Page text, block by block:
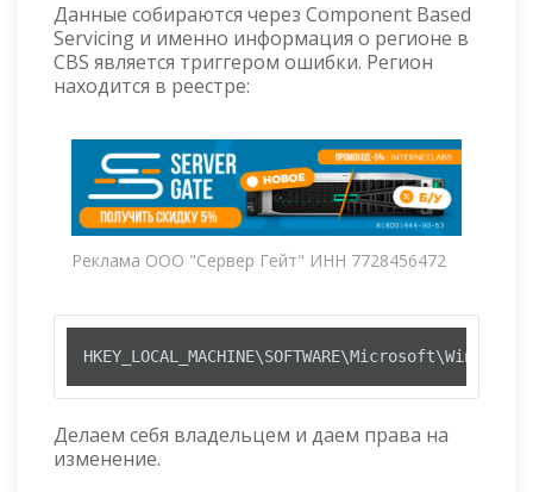
Данные собираются через Component Based
Servicing и именно информация о регионе в
CBS является триггером ошибки. Регион
находится в реестре:
Реклама ООО "Сервер Гейт" ИНН 7728456472
Делаем себя владельцем и даем права на
изменение.